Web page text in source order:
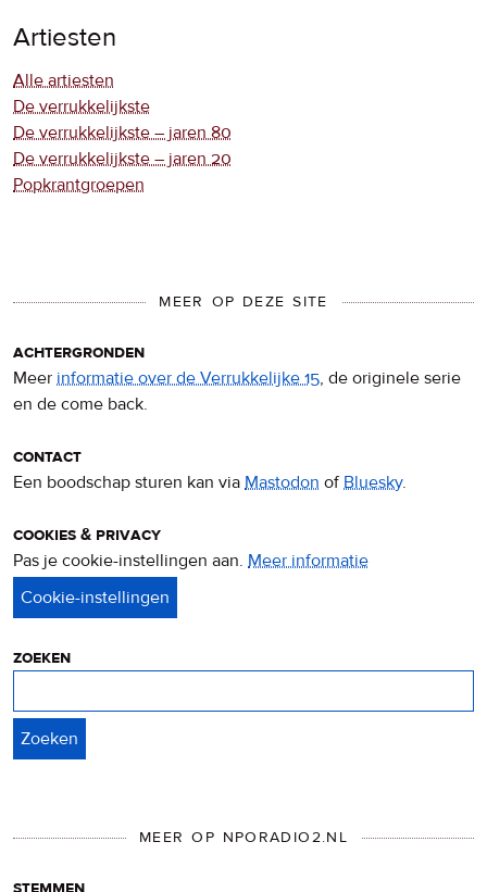
Artiesten
Alle artiesten
De verrukkelijkste
De verrukkelijkste – jaren 80
De verrukkelijkste – jaren 20
Popkrantgroepen
MEER OP DEZE SITE
achtergronden
Meer informatie over de Verrukkelijke 15, de originele serie
en de come back.
contact
Een boodschap sturen kan via Mastodon ofBluesky.
cookies & privacy
Pas je cookie-instellingen aan. Meer informatie
zoeken
MEER OP NPORADIO2.NL